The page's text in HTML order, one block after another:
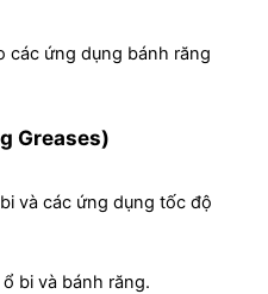
các ứng dụng bánh răng
Greases)
và các ứng dụng tốc độ
bi và bánh răng.